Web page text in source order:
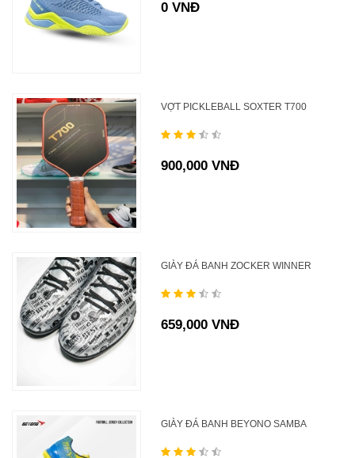
0 VNĐ
VỢT PICKLEBALL SOXTER T700
900,000 VNĐ
GIÀY ĐÁ BANH ZOCKER WINNER
659,000 VNĐ
GIÀY ĐÁ BANH BEYONO SAMBA